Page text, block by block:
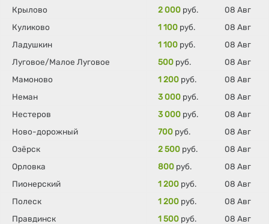
Крылово
2 000 руб.
08 Авг
Куликово
1 100 руб.
08 Авг
Ладушкин
1 100 руб.
08 Авг
Луговое/Малое Луговое
500 руб.
08 Авг
Мамоново
1 200 руб.
08 Авг
Неман
3 000 руб.
08 Авг
Нестеров
3 000 руб.
08 Авг
Ново-дорожный
700 руб.
08 Авг
Озёрск
2 500 руб.
08 Авг
Орловка
800 руб.
08 Авг
Пионерский
1 200 руб.
08 Авг
Полеск
1 200 руб.
08 Авг
Правдинск
1 500 руб.
08 Авг